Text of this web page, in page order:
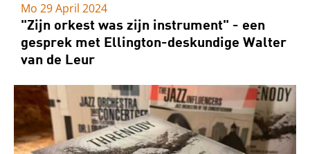
Mo 29 April 2024
"Zijn orkest was zijn instrument" - een
gesprek met Ellington-deskundige Walter
van de Leur